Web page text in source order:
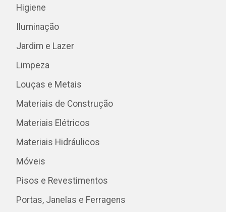
Higiene
Iluminação
Jardim e Lazer
Limpeza
Louças e Metais
Materiais de Construção
Materiais Elétricos
Materiais Hidráulicos
Móveis
Pisos e Revestimentos
Portas, Janelas e Ferragens